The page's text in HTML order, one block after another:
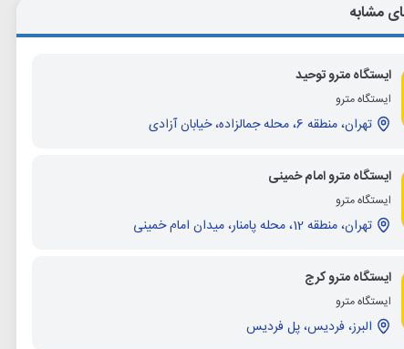
مشابه
ایستگاه مترو توحید
ایستگاه مترو
تهران، منطقه 6، محله جمالزاده، خیابان آزادی
ایستگاه مترو امام خمینی
ایستگاه مترو
تهران، منطقه 12، محله پامنار، میدان امام خمینی
ایستگاه مترو کرج
ایستگاه مترو
البرز، فردیس، پل فردیس